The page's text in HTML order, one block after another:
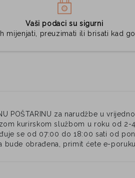
Vaši podaci su sigurni
mijenjati, preuzimati ili brisati kad
POŠTARINU za narudžbe u
kurirskom službom u roku od 2-
se od 07:00 do 18:00 sati od
bude obrađena, primit ćete e-